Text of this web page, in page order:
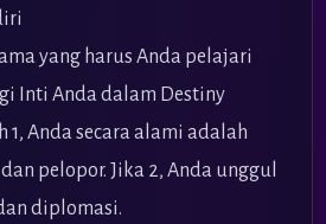
yang harus Anda pelajari
Inti Anda dalam Destiny
1, Anda secara alami adalah
pelopor. Jika 2, Anda unggul
diplomasi.